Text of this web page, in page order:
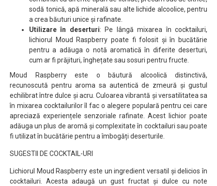
sodă tonică, apă minerală sau alte lichide alcoolice, pentru
a crea băuturi unice și rafinate.
Utilizare în deserturi: Pe lângă mixarea în cocktailuri,
lichiorul Moud Raspberry poate fi folosit și în bucătărie
pentru a adăuga o notă aromatică în diferite deserturi,
cum ar fi prăjituri, înghețate sau sosuri pentru fructe.
Moud Raspberry este o băutură alcoolică distinctivă,
recunoscută pentru aroma sa autentică de zmeură și gustul
echilibrat între dulce și acru. Culoarea vibrantă și versatilitatea sa
în mixarea cocktailurilor îl fac o alegere populară pentru cei care
apreciază experiențele senzoriale rafinate. Acest lichior poate
adăuga un plus de aromă și complexitate în cocktailuri sau poate
fi utilizat în bucătărie pentru a îmbogăți deserturile.
SUGESTII DE COCKTAIL-URI
Lichiorul Moud Raspberry este un ingredient versatil și delicios în
cocktailuri. Acesta adaugă un gust fructat și dulce cu note